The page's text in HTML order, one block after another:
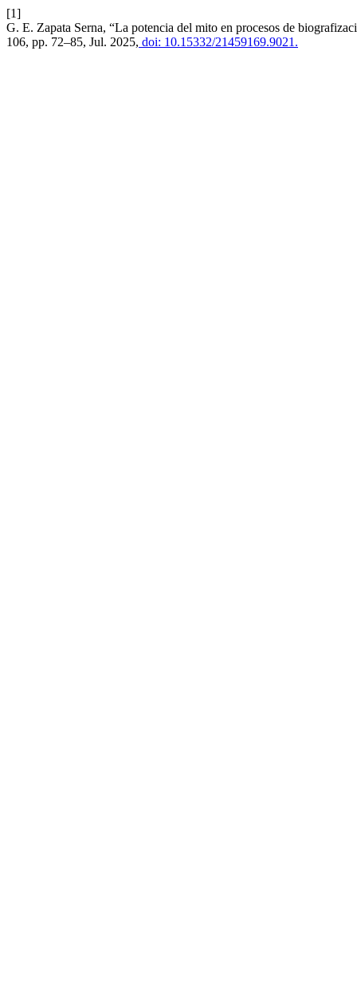
[1]
G. E. Zapata Serna, “La potencia del mito en procesos de
106, pp. 72–85, Jul. 2025, doi: 10.15332/21459169.9021.